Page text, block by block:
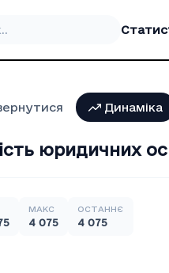
Динаміка
юридичних
МАКС
4 075
ОСТАННЄ
4 075